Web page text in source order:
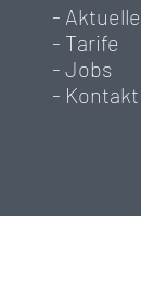
-
- Tarife
- Jobs
- Kontakt